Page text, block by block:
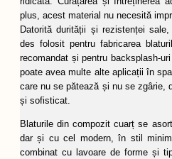
plus, acest material nu necesită
Datorită durității și rezistenței
des folosit pentru fabricarea
recomandat și pentru backsplash-
poate avea multe alte aplicații în
care nu se pătează și nu se zgârie,
și sofisticat.
Blaturile din compozit cuarț se
dar și cu cel modern, în stil
combinat cu lavoare de forme și